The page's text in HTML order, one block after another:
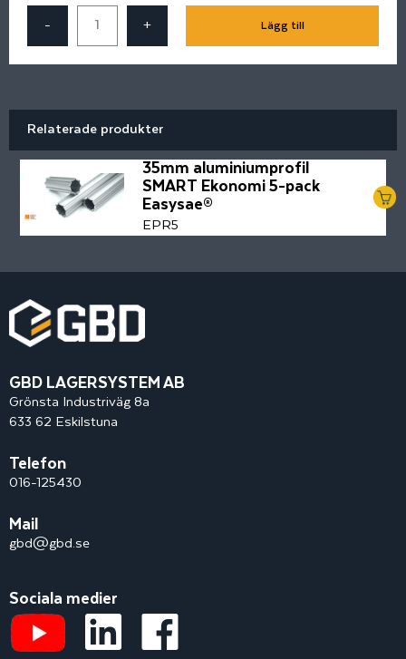
- + Lägg till
Relaterade produkter
35mm aluminiumprofil
SMART Ekonomi 5-pack
Easysae®
EPR5
GBD LAGERSYSTEM AB
Grönsta Industriväg 8a
633 62 Eskilstuna
Telefon
016-125430
Mail
gbd@gbd.se
Sociala medier